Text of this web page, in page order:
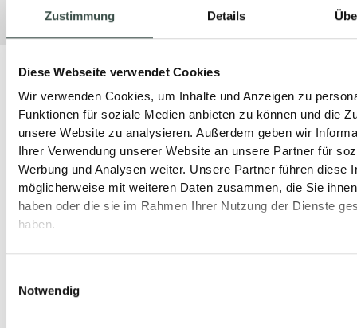
Zustimmung Details
Diese Webseite verwendet Cookies
Wir verwenden Cookies, um Inhalte und Anzeigen zu
Funktionen für soziale Medien anbieten zu können und die
unsere Website zu analysieren. Außerdem geben wir
Ihrer Verwendung unserer Website an unsere Partner für
Werbung und Analysen weiter. Unsere Partner führen diese
möglicherweise mit weiteren Daten zusammen, die Sie
haben oder die sie im Rahmen Ihrer Nutzung der Dienste
haben.
Notwendig